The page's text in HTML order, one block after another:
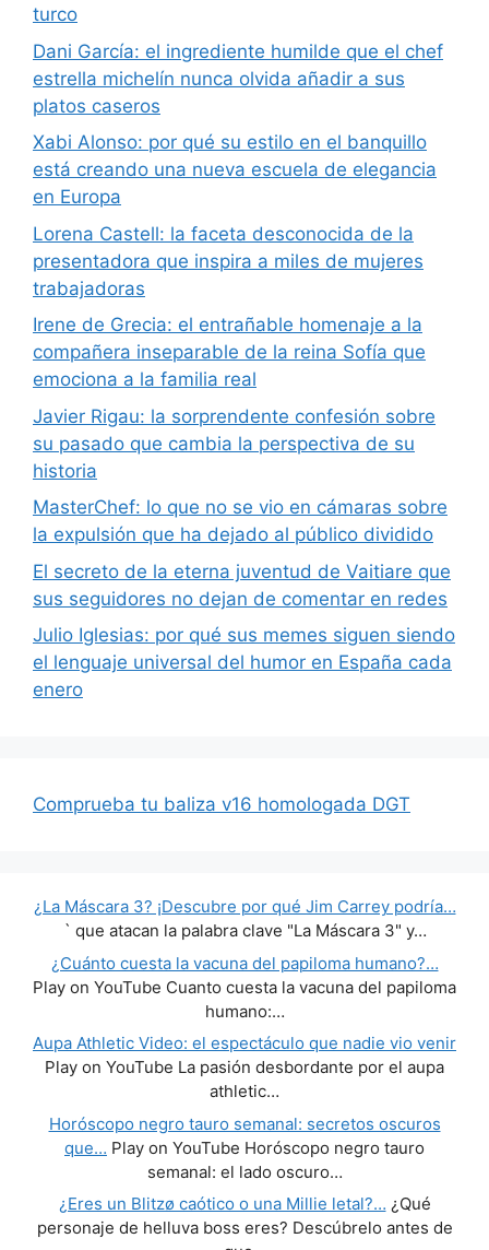
turco
Dani García: el ingrediente humilde que el chef
estrella michelín nunca olvida añadir a sus
platos caseros
Xabi Alonso: por qué su estilo en el banquillo
está creando una nueva escuela de elegancia
en Europa
Lorena Castell: la faceta desconocida de la
presentadora que inspira a miles de mujeres
trabajadoras
Irene de Grecia: el entrañable homenaje a la
compañera inseparable de la reina Sofía que
emociona a la familia real
Javier Rigau: la sorprendente confesión sobre
su pasado que cambia la perspectiva de su
historia
MasterChef: lo que no se vio en cámaras sobre
la expulsión que ha dejado al público dividido
El secreto de la eterna juventud de Vaitiare que
sus seguidores no dejan de comentar en redes
Julio Iglesias: por qué sus memes siguen siendo
el lenguaje universal del humor en España cada
enero
Comprueba tu baliza v16 homologada DGT
¿La Máscara 3? ¡Descubre por qué Jim Carrey podría…
` que atacan la palabra clave "La Máscara 3" y…
¿Cuánto cuesta la vacuna del papiloma humano?…
Play on YouTube Cuanto cuesta la vacuna del papiloma
humano:…
Aupa Athletic Video: el espectáculo que nadie vio venir
Play on YouTube La pasión desbordante por el aupa
athletic…
Horóscopo negro tauro semanal: secretos oscuros
que… Play on YouTube Horóscopo negro tauro
semanal: el lado oscuro…
¿Eres un Blitzø caótico o una Millie letal?… ¿Qué
personaje de helluva boss eres? Descúbrelo antes de